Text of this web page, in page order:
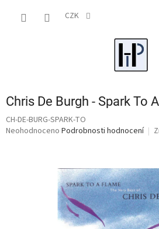
CZK
Chris De Burgh - Spark To
CH-DE-BURG-SPARK-TO
Průměrné
Neohodnoceno Podrobnosti hodnocení